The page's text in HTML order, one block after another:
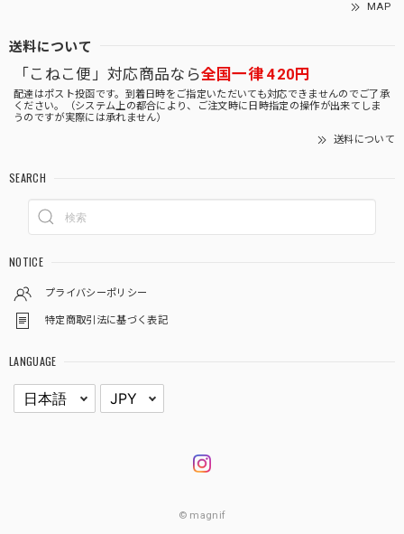
MAP
送料について
「こねこ便」対応商品なら全国一律 420円
配達はポスト投函です。到着日時をご指定いただいても対応できませんのでご了承
ください。（システム上の都合により、ご注文時に日時指定の操作が出来てしま
うのですが実際には承れません）
送料について
SEARCH
NOTICE
プライバシーポリシー
特定商取引法に基づく表記
LANGUAGE
© magnif